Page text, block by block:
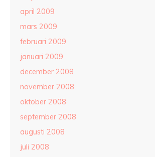
april 2009
mars 2009
februari 2009
januari 2009
december 2008
november 2008
oktober 2008
september 2008
augusti 2008
juli 2008